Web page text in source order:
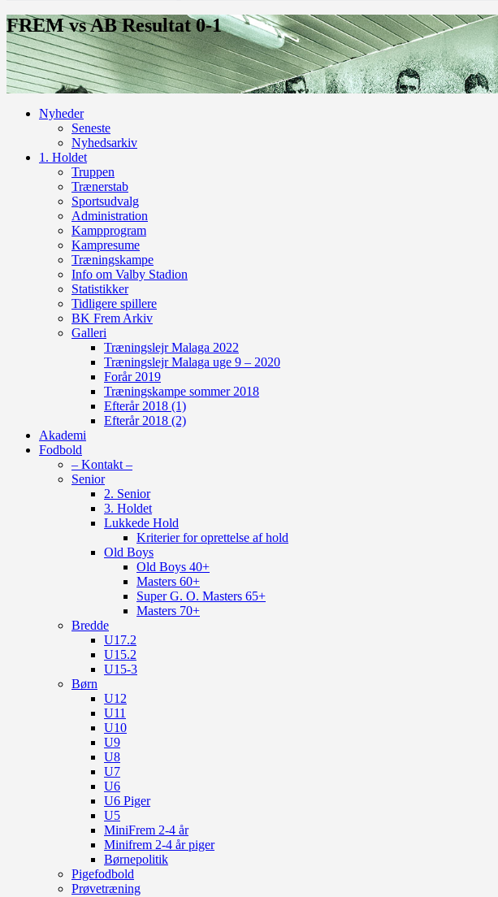
FREM vs AB Resultat 0-1
Nyheder
Seneste
Nyhedsarkiv
1. Holdet
Truppen
Trænerstab
Sportsudvalg
Administration
Kampprogram
Kampresume
Træningskampe
Info om Valby Stadion
Statistikker
Tidligere spillere
BK Frem Arkiv
Galleri
Træningslejr Malaga 2022
Træningslejr Malaga uge 9 – 2020
Forår 2019
Træningskampe sommer 2018
Efterår 2018 (1)
Efterår 2018 (2)
Akademi
Fodbold
– Kontakt –
Senior
2. Senior
3. Holdet
Lukkede Hold
Kriterier for oprettelse af hold
Old Boys
Old Boys 40+
Masters 60+
Super G. O. Masters 65+
Masters 70+
Bredde
U17.2
U15.2
U15-3
Børn
U12
U11
U10
U9
U8
U7
U6
U6 Piger
U5
MiniFrem 2-4 år
Minifrem 2-4 år piger
Børnepolitik
Pigefodbold
Prøvetræning